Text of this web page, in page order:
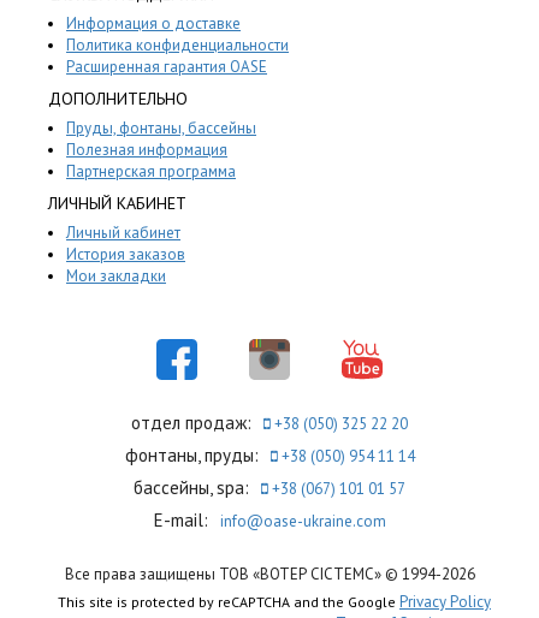
Информация о доставке
Политика конфиденциальности
Расширенная гарантия OASE
ДОПОЛНИТЕЛЬНО
Пруды, фонтаны, бассейны
Полезная информация
Партнерская программа
ЛИЧНЫЙ КАБИНЕТ
Личный кабинет
История заказов
Мои закладки
отдел продаж: +38 (050) 325 22 20
фонтаны, пруды: +38 (050) 954 11 14
бассейны, spa: +38 (067) 101 01 57
E-mail: info@oase-ukraine.com
Все права защищены ТОВ «ВОТЕР СІСТЕМС» © 1994-2026
This site is protected by reCAPTCHA and the Google Privacy Policy